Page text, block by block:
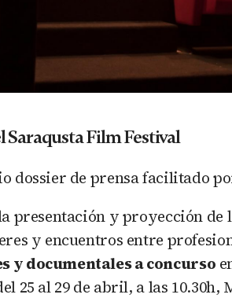
Saraqusta Film Festival
dossier de prensa facilitado
presentación y proyección
y encuentros entre
y documentales a concurso
25 al 29 de abril, a las 10.30h,